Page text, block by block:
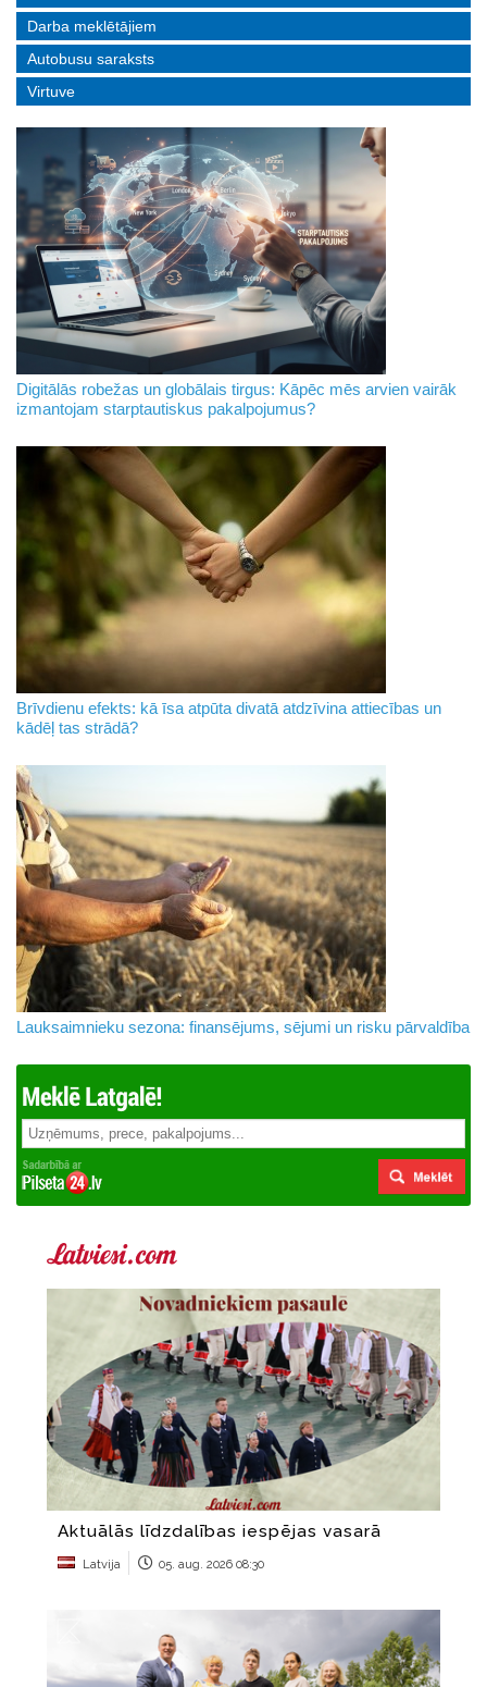
Darba meklētājiem
Autobusu saraksts
Virtuve
Digitālās robežas un globālais tirgus: Kāpēc mēs arvien vairāk
izmantojam starptautiskus pakalpojumus?
Brīvdienu efekts: kā īsa atpūta divatā atdzīvina attiecības un
kādēļ tas strādā?
Lauksaimnieku sezona: finansējums, sējumi un risku pārvaldība